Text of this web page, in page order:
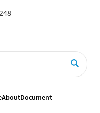
AboutDocument